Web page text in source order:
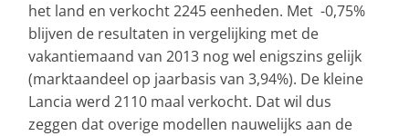
het land en verkocht 2245 eenheden. Met -0,75%
blijven de resultaten in vergelijking met de
vakantiemaand van 2013 nog wel enigszins gelijk
(marktaandeel op jaarbasis van 3,94%). De kleine
Lancia werd 2110 maal verkocht. Dat wil dus
zeggen dat overige modellen nauwelijks aan de